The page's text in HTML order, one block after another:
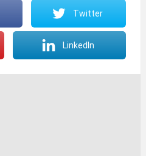
Twitter
LinkedIn